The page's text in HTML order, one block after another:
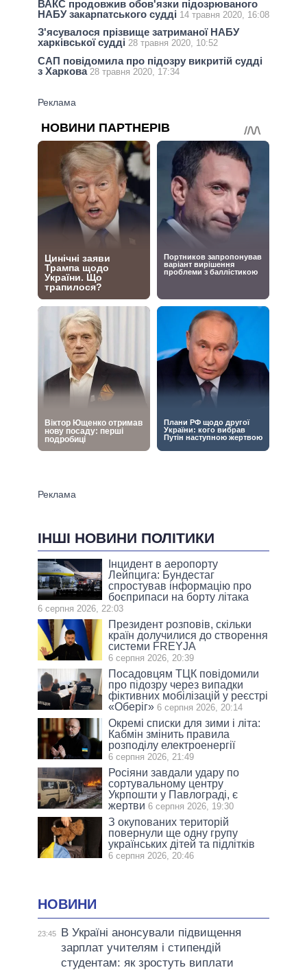
ВАКС продовжив обов'язки підозрюваного
НАБУ закарпатського судді 14 травня 2020, 16:08
З'ясувалося прізвище затриманої НАБУ
харківської судді 28 травня 2020, 10:52
САП повідомила про підозру викритій судді
з Харкова 28 травня 2020, 17:34
ІНШІ НОВИНИ ПОЛІТИКИ
Інцидент в аеропорту
Лейпцига: Бундестаг
спростував інформацію про
боєприпаси на борту літака
6 серпня 2026, 22:03
Президент розповів, скільки
країн долучилися до створення
системи FREYJA
6 серпня 2026, 20:39
Посадовцям ТЦК повідомили
про підозру через випадки
фіктивних мобілізацій у реєстрі
«Оберіг» 6 серпня 2026, 20:14
Окремі списки для зими і літа:
Кабмін змінить правила
розподілу електроенергії
6 серпня 2026, 21:49
Росіяни завдали удару по
сортувальному центру
Укрпошти у Павлограді, є
жертви 6 серпня 2026, 19:30
З окупованих територій
повернули ще одну групу
українських дітей та підлітків
6 серпня 2026, 20:46
НОВИНИ
23:45
В Україні анонсували підвищення
зарплат учителям і стипендій
студентам: як зростуть виплати